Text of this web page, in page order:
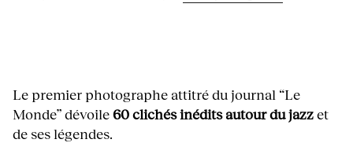
Le premier photographe attitré du journal “Le
Monde” dévoile60 clichés inédits autour du jazzet
de ses légendes.